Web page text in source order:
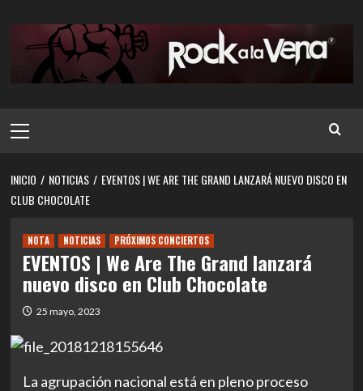
contenido
principal
INICIO NOTICIAS
EVENTOS | WE ARE THE GRAND LANZARÁ NUEVO DISCO EN
CLUB CHOCOLATE
NOTA NOTICIAS PRÓXIMOS CONCIERTOS
EVENTOS | We Are The Grand lanzará
nuevo disco en Club Chocolate
25 mayo, 2023
La agrupación nacional está en pleno proceso